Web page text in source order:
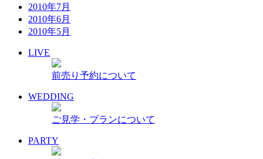
2010年7月
2010年6月
2010年5月
LIVE
前売り予約について
WEDDING
ご見学・プランについて
PARTY